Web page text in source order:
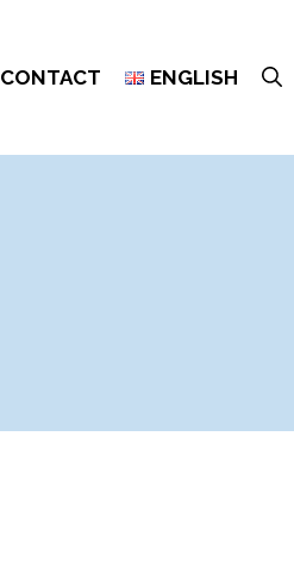
CONTACT ENGLISH